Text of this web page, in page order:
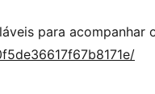
para acompanhar